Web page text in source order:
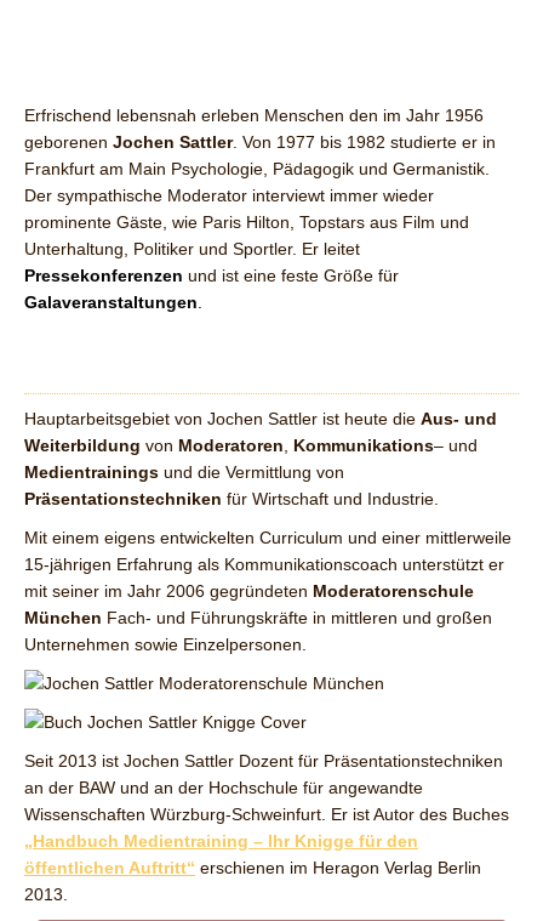
Erfrischend lebensnah erleben Menschen den im Jahr 1956
geborenen Jochen Sattler. Von 1977 bis 1982 studierte er in
Frankfurt am Main Psychologie, Pädagogik und Germanistik.
Der sympathische Moderator interviewt immer wieder
prominente Gäste, wie Paris Hilton, Topstars aus Film und
Unterhaltung, Politiker und Sportler. Er leitet
Pressekonferenzen und ist eine feste Größe für
Galaveranstaltungen
Hauptarbeitsgebiet von Jochen Sattler ist heute die Aus- und
Weiterbildung von Moderatoren Kommunikations– und
Medientrainings und die Vermittlung von
Präsentationstechniken für Wirtschaft und Industrie.
Mit einem eigens entwickelten Curriculum und einer mittlerweile
15-jährigen Erfahrung als Kommunikationscoach unterstützt er
mit seiner im Jahr 2006 gegründeten Moderatorenschule
München Fach- und Führungskräfte in mittleren und großen
Unternehmen sowie Einzelpersonen.
Seit 2013 ist Jochen Sattler Dozent für Präsentationstechniken
an der BAW und an der Hochschule für angewandte
Wissenschaften Würzburg-Schweinfurt. Er ist Autor des Buches
„Handbuch Medientraining – Ihr Knigge für den
öffentlichen Auftritt“ erschienen im Heragon Verlag Berlin
2013.